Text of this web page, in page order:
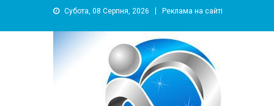
Субота, 08 Серпня, 2026 Реклама на сайті
YUZHNY.INFO
информационный портал города Южный